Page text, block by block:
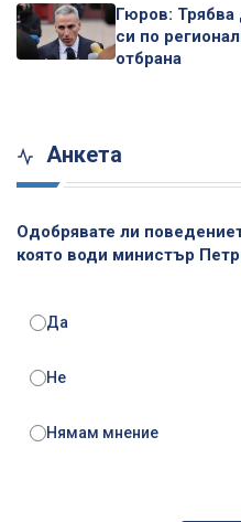
Гюров:
си по
отбрана
Анкета
Одобрявате ли
която води министър
Да
Не
Нямам мнение